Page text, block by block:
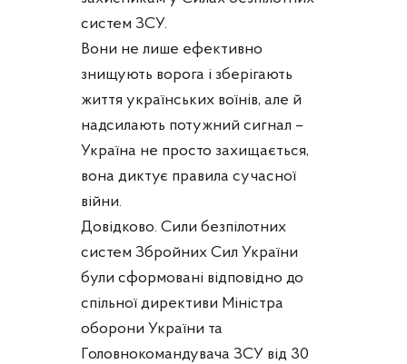
систем ЗСУ.
Вони не лише ефективно
знищують ворога і зберігають
життя українських воїнів, але й
надсилають потужний сигнал –
Україна не просто захищається,
вона диктує правила сучасної
війни.
Довідково. Сили безпілотних
систем Збройних Сил України
були сформовані відповідно до
спільної директиви Міністра
оборони України та
Головнокомандувача ЗСУ від 30